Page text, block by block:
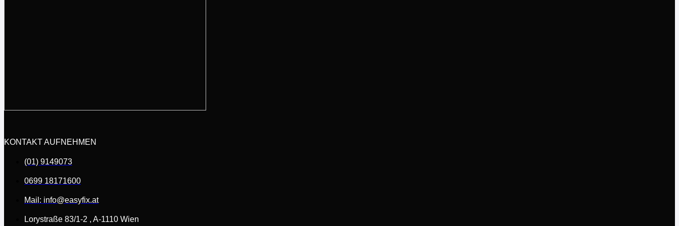
KONTAKT AUFNEHMEN
(01) 9149073
0699 18171600
Mail: info@easyfix.at
Lorystraße 83/1-2 , A-1110 Wien